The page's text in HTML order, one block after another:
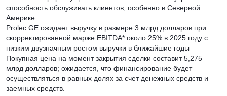
способность обслуживать клиентов, особенно в Северной
Америке
Prolec GE ожидает выручку в размере 3 млрд долларов при
скорректированной марже EBITDA* около 25% в 2025 году с
низким двузначным ростом выручки в ближайшие годы
Покупная цена на момент закрытия сделки составит 5,275
млрд долларов; ожидается, что финансирование будет
осуществляться в равных долях за счет денежных средств и
заемных средств.